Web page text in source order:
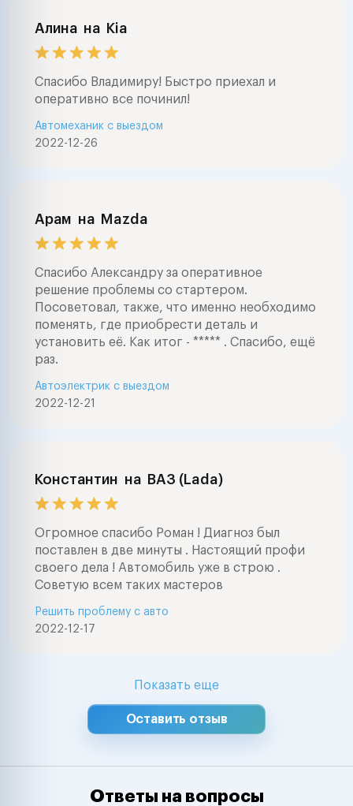
Алина на Kia
Спасибо Владимиру! Быстро приехал и
оперативно все починил!
2022-12-26
Автомеханик с выездом
Арам на Mazda
Спасибо Александру за оперативное
решение проблемы со стартером.
Посоветовал, также, что именно необходимо
поменять, где приобрести деталь и
установить её. Как итог - ***** . Спасибо, ещё
раз.
2022-12-21
Автоэлектрик с выездом
Константин на ВАЗ (Lada)
Огромное спасибо Роман ! Диагноз был
поставлен в две минуты . Настоящий профи
своего дела ! Автомобиль уже в строю .
Советую всем таких мастеров
2022-12-17
Решить проблему с авто
Показать еще
Оставить отзыв
Ответы на вопросы